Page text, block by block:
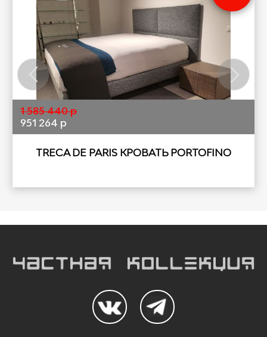
1 585 440 р
951 264 р
TRECA DE PARIS КРОВАТЬ PORTOFINO